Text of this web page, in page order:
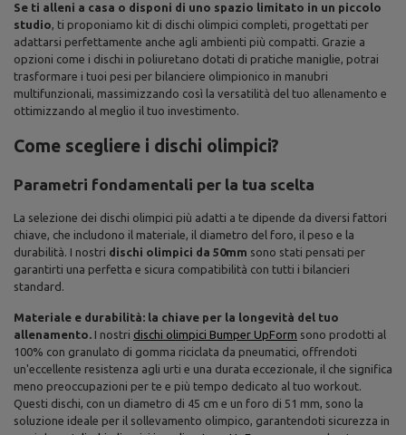
Se ti alleni a casa o disponi di uno spazio limitato in un piccolo
studio, ti proponiamo kit di dischi olimpici completi, progettati per
adattarsi perfettamente anche agli ambienti più compatti. Grazie a
opzioni come i dischi in poliuretano dotati di pratiche maniglie, potrai
trasformare i tuoi pesi per bilanciere olimpionico in manubri
multifunzionali, massimizzando così la versatilità del tuo allenamento e
ottimizzando al meglio il tuo investimento.
Come scegliere i dischi olimpici?
Parametri fondamentali per la tua scelta
La selezione dei dischi olimpici più adatti a te dipende da diversi fattori
chiave, che includono il materiale, il diametro del foro, il peso e la
durabilità. I nostri dischi olimpici da 50mm sono stati pensati per
garantirti una perfetta e sicura compatibilità con tutti i bilancieri
standard.
Materiale e durabilità: la chiave per la longevità del tuo
allenamento. I nostri dischi olimpici Bumper UpForm sono prodotti al
100% con granulato di gomma riciclata da pneumatici, offrendoti
un'eccellente resistenza agli urti e una durata eccezionale, il che significa
meno preoccupazioni per te e più tempo dedicato al tuo workout.
Questi dischi, con un diametro di 45 cm e un foro di 51 mm, sono la
soluzione ideale per il sollevamento olimpico, garantendoti sicurezza in